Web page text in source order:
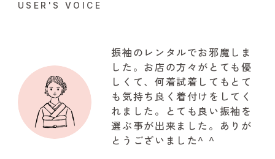
USER'S VOICE
振袖のレンタルでお邪魔しま
した。お店の方々がとても優
しくて、何着試着してもとて
も気持ち良く着付けをしてく
れました。とても良い振袖を
選ぶ事が出来ました。ありが
とうございました^ ^